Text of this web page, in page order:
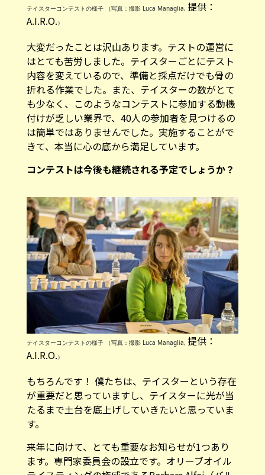
テイスターコンテストの様子 （写真：撮影 Luca Managlia, 提供：
A.I.R.O.）
大変だったことは沢山あります。テストの運営に
はとても苦労しました。テイスターごとにテスト
内容を変えているので、準備と採点だけでも骨の
折れる作業でした。また、テイスターの数がとて
も少なく、このようなコンテストに参加する動機
付けが乏しい業界で、40人の参加者を見つけるの
は簡単ではありませんでした。実施することがで
きて、本当に心の底から満足しています。
―――コンテストは今後も継続される予定でしょうか？
テイスターコンテストの様子 （写真：撮影 Luca Managlia, 提供：
A.I.R.O.）
もちろんです！ 僕たちは、テイスターという存在
が重要だと思っていますし、テイスターに光が当
たるまで土台を底上げしていきたいと思っていま
す。
来年に向けて、とても重要なお知らせが1つあり
ます。専門家委員会の設立です。オリーブオイル